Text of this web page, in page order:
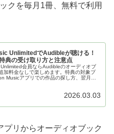
クを毎月1冊、無料で利用
UnlimitedでAudibleが聴ける！
典の受け取り方と注意点
会員ならAudibleのオーディオブ
加料金なしで楽しめます。特典の対象プ
Musicアプリでの作品の探し方、翌月の
2026.03.03
リからオーディオブック